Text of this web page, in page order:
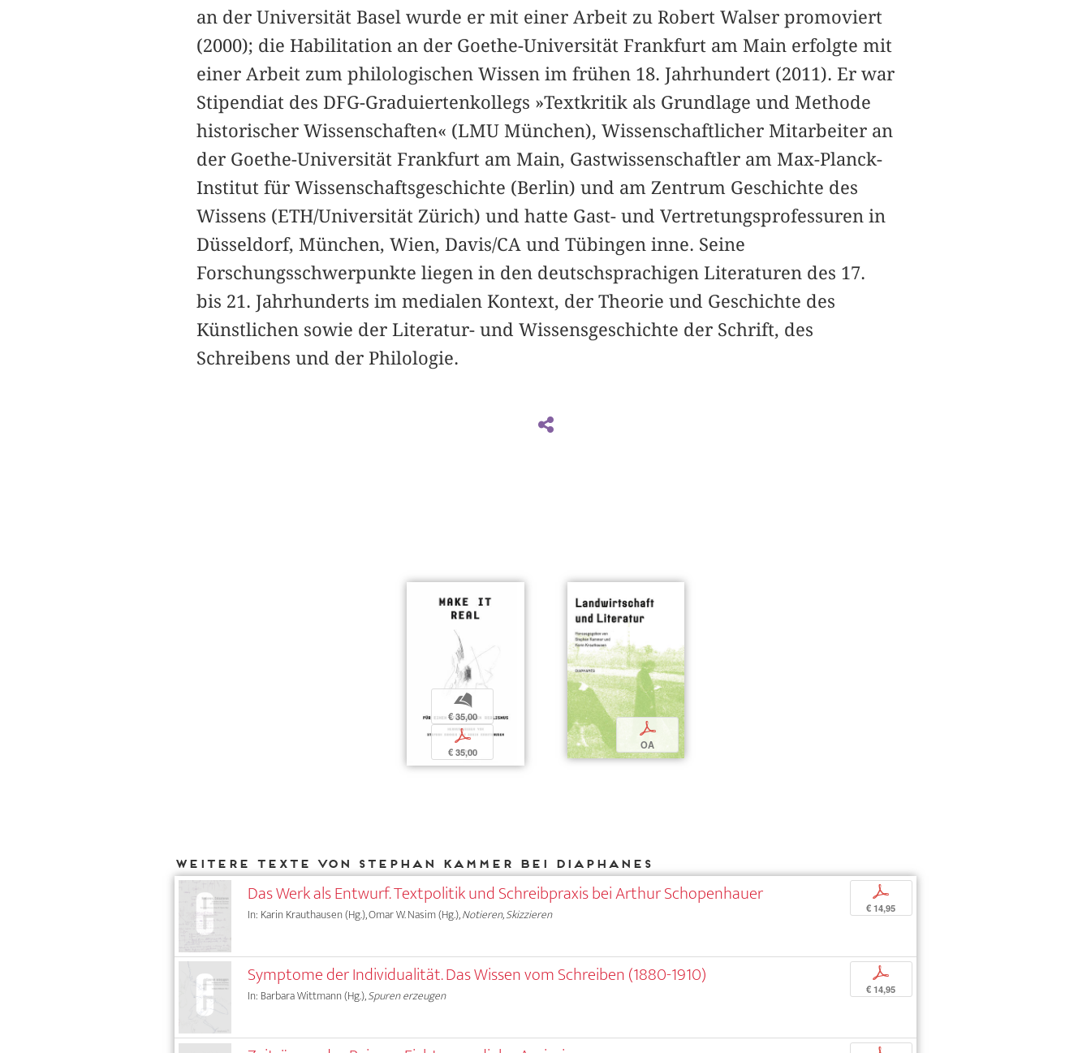
an der Universität Basel wurde er mit einer Arbeit zu Robert Walser promoviert
(2000); die Habilitation an der Goethe-Universität Frankfurt am Main erfolgte mit
einer Arbeit zum philologischen Wissen im frühen 18. Jahrhundert (2011). Er war
Stipendiat des DFG-Graduiertenkollegs »Textkritik als Grundlage und Methode
historischer Wissenschaften« (LMU München), Wissenschaftlicher Mitarbeiter an
der Goethe-Universität Frankfurt am Main, Gastwissenschaftler am Max-Planck-
Institut für Wissenschaftsgeschichte (Berlin) und am Zentrum Geschichte des
Wissens (ETH/Universität Zürich) und hatte Gast- und Vertretungsprofessuren in
Düsseldorf, München, Wien, Davis/CA und Tübingen inne. Seine
Forschungsschwerpunkte liegen in den deutschsprachigen Literaturen des 17.
bis 21. Jahrhunderts im medialen Kontext, der Theorie und Geschichte des
Künstlichen sowie der Literatur- und Wissensgeschichte der Schrift, des
Schreibens und der Philologie.
b
€ 35,00
p
€ 35,00
p
OA
Weitere Texte von Stephan Kammer bei DIAPHANES
Das Werk als Entwurf. Textpolitik und Schreibpraxis bei Arthur Schopenhauer
In: Karin Krauthausen (Hg.), Omar W. Nasim (Hg.),Notieren, Skizzieren
p
€ 14,95
Symptome der Individualität. Das Wissen vom Schreiben (1880-1910)
In: Barbara Wittmann (Hg.),Spuren erzeugen
p
€ 14,95